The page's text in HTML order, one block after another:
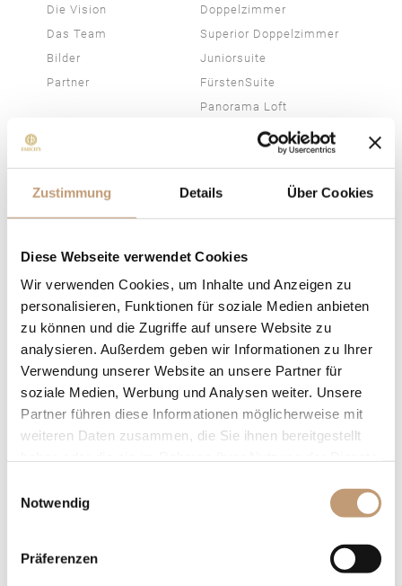
Zustimmung Details Über Cookies
Diese Webseite verwendet Cookies
Wir verwenden Cookies, um Inhalte und Anzeigen zu
personalisieren, Funktionen für soziale Medien anbieten
zu können und die Zugriffe auf unsere Website zu
analysieren. Außerdem geben wir Informationen zu Ihrer
Verwendung unserer Website an unsere Partner für
soziale Medien, Werbung und Analysen weiter. Unsere
Partner führen diese Informationen möglicherweise mit
weiteren Daten zusammen, die Sie ihnen bereitgestellt
Notwendig
Präferenzen
Die Vision
Das Team
Bilder
Partner
Doppelzimmer
Superior Doppelzimmer
Juniorsuite
FürstenSuite
Panorama Loft
Fischerhaus im
Angebote
Genießen
Frühstück
EMICH´S BAR
Auswärts essen
Aktivitäten
Geschichte &
Sehenswürdigkeiten
Amorbach’s
Sehenswürdigkeiten
Freizeit & Aktiv
Wandern im Odenwald